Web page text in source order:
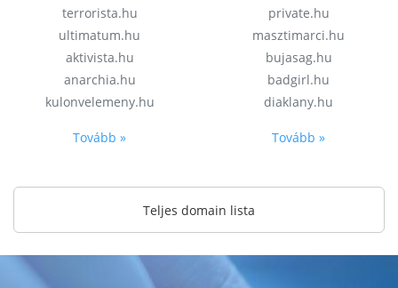
terrorista.hu
ultimatum.hu
aktivista.hu
anarchia.hu
kulonvelemeny.hu
Tovább »
private.hu
masztimarci.hu
bujasag.hu
badgirl.hu
diaklany.hu
Tovább »
Teljes domain lista